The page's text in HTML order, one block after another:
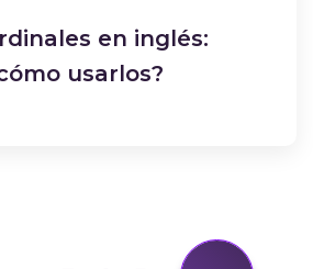
en inglés:
usarlos?